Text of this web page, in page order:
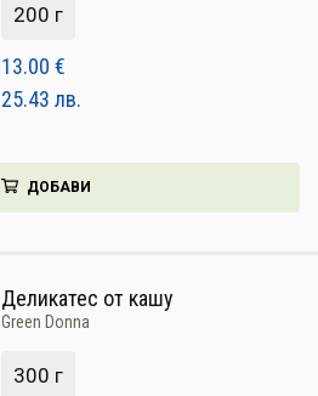
200 г
13.00 €
25.43 лв.
ДОБАВИ
Деликатес от кашу
Green Donna
300 г